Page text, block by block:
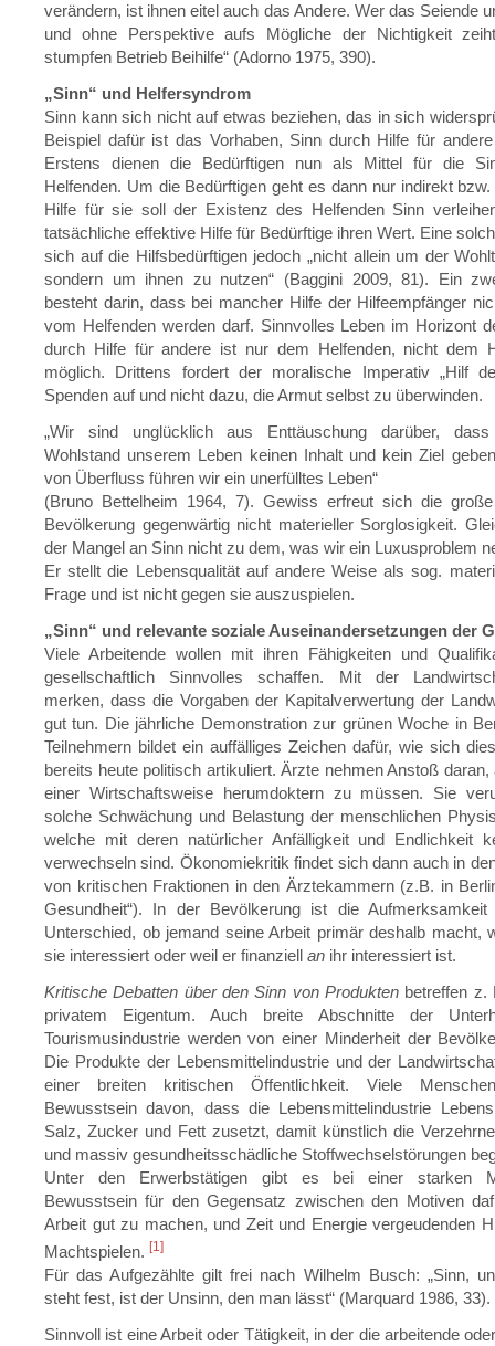
verändern, ist ihnen eitel auch das Andere. Wer das Seiende
und ohne Perspektive aufs Mögliche der Nichtigkeit
stumpfen Betrieb Beihilfe“ (Adorno 1975, 390).
„Sinn“ und Helfersyndrom
Sinn kann sich nicht auf etwas beziehen, das in sich
Beispiel dafür ist das Vorhaben, Sinn durch Hilfe für
Erstens dienen die Bedürftigen nun als Mittel für die
Helfenden. Um die Bedürftigen geht es dann nur indirekt
Hilfe für sie soll der Existenz des Helfenden Sinn
tatsächliche effektive Hilfe für Bedürftige ihren Wert. Eine
sich auf die Hilfsbedürftigen jedoch „nicht allein um der
sondern um ihnen zu nutzen“ (Baggini 2009, 81). Ein
besteht darin, dass bei mancher Hilfe der Hilfeempfänger
vom Helfenden werden darf. Sinnvolles Leben im Horizont
durch Hilfe für andere ist nur dem Helfenden, nicht dem
möglich. Drittens fordert der moralische Imperativ „Hilf
Spenden auf und nicht dazu, die Armut selbst zu überwinden.
„Wir sind unglücklich aus Enttäuschung darüber,
Wohlstand unserem Leben keinen Inhalt und kein Ziel
von Überfluss führen wir ein unerfülltes Leben“
(Bruno Bettelheim 1964, 7). Gewiss erfreut sich die
Bevölkerung gegenwärtig nicht materieller Sorglosigkeit.
der Mangel an Sinn nicht zu dem, was wir ein Luxusproblem
Er stellt die Lebensqualität auf andere Weise als sog.
Frage und ist nicht gegen sie auszuspielen.
„Sinn“ und relevante soziale Auseinandersetzungen der
Viele Arbeitende wollen mit ihren Fähigkeiten und
gesellschaftlich Sinnvolles schaffen. Mit der
merken, dass die Vorgaben der Kapitalverwertung der
gut tun. Die jährliche Demonstration zur grünen Woche in
Teilnehmern bildet ein auffälliges Zeichen dafür, wie sich
bereits heute politisch artikuliert. Ärzte nehmen Anstoß daran,
einer Wirtschaftsweise herumdoktern zu müssen. Sie
solche Schwächung und Belastung der menschlichen
welche mit deren natürlicher Anfälligkeit und Endlichkeit
verwechseln sind. Ökonomiekritik findet sich dann auch in
von kritischen Fraktionen in den Ärztekammern (z.B. in
Gesundheit“). In der Bevölkerung ist die
Unterschied, ob jemand seine Arbeit primär deshalb macht,
sie interessiert oder weil er finanziell an ihr interessiert ist.
Kritische Debatten über den Sinn von Produkten betreffen z.
privatem Eigentum. Auch breite Abschnitte der
Tourismusindustrie werden von einer Minderheit der
Die Produkte der Lebensmittelindustrie und der
einer breiten kritischen Öffentlichkeit. Viele
Bewusstsein davon, dass die Lebensmittelindustrie
Salz, Zucker und Fett zusetzt, damit künstlich die
und massiv gesundheitsschädliche Stoffwechselstörungen
Unter den Erwerbstätigen gibt es bei einer starken
Bewusstsein für den Gegensatz zwischen den Motiven
Arbeit gut zu machen, und Zeit und Energie vergeudenden
Machtspielen. [1]
Für das Aufgezählte gilt frei nach Wilhelm Busch: „Sinn,
steht fest, ist der Unsinn, den man lässt“ (Marquard 1986, 33).
Sinnvoll ist eine Arbeit oder Tätigkeit, in der die arbeitende